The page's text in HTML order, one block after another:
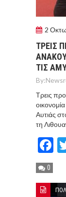
2
ΤΡΕΙΣ
ΤΙΣ
By:
Τρεις
Αυτιάς
τη
0